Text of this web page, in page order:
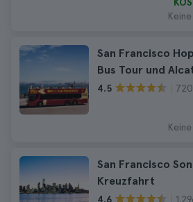
San Francisco
Bus Tour und
4.5
San Francisco
Kreuzfahrt
4.6